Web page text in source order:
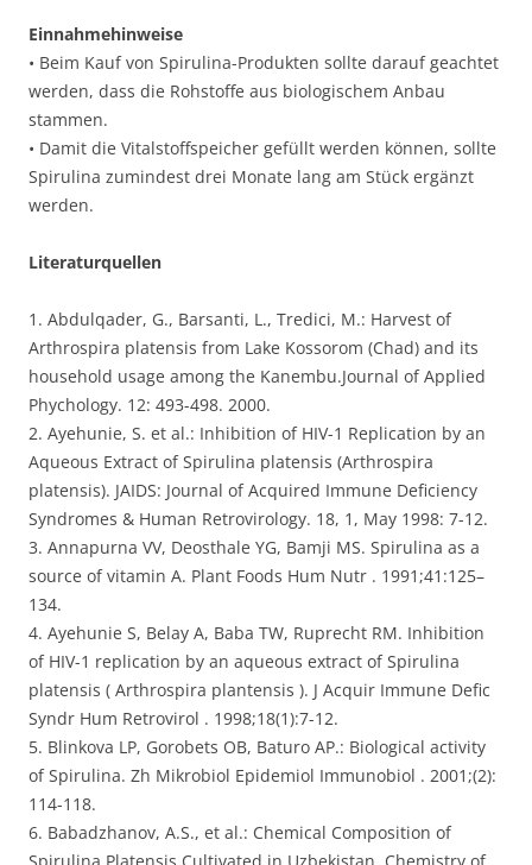
Einnahmehinweise
• Beim Kauf von Spirulina-Produkten sollte darauf geachtet
werden, dass die Rohstoffe aus biologischem Anbau
stammen.
• Damit die Vitalstoffspeicher gefüllt werden können, sollte
Spirulina zumindest drei Monate lang am Stück ergänzt
werden.
Literaturquellen
1. Abdulqader, G., Barsanti, L., Tredici, M.: Harvest of
Arthrospira platensis from Lake Kossorom (Chad) and its
household usage among the Kanembu.Journal of Applied
Phychology. 12: 493-498. 2000.
2. Ayehunie, S. et al.: Inhibition of HIV-1 Replication by an
Aqueous Extract of Spirulina platensis (Arthrospira
platensis). JAIDS: Journal of Acquired Immune Deficiency
Syndromes & Human Retrovirology. 18, 1, May 1998: 7-12.
3. Annapurna VV, Deosthale YG, Bamji MS. Spirulina as a
source of vitamin A. Plant Foods Hum Nutr . 1991;41:125–
134.
4. Ayehunie S, Belay A, Baba TW, Ruprecht RM. Inhibition
of HIV-1 replication by an aqueous extract of Spirulina
platensis ( Arthrospira plantensis ). J Acquir Immune Defic
Syndr Hum Retrovirol . 1998;18(1):7-12.
5. Blinkova LP, Gorobets OB, Baturo AP.: Biological activity
of Spirulina. Zh Mikrobiol Epidemiol Immunobiol . 2001;(2):
114-118.
6. Babadzhanov, A.S., et al.: Chemical Composition of